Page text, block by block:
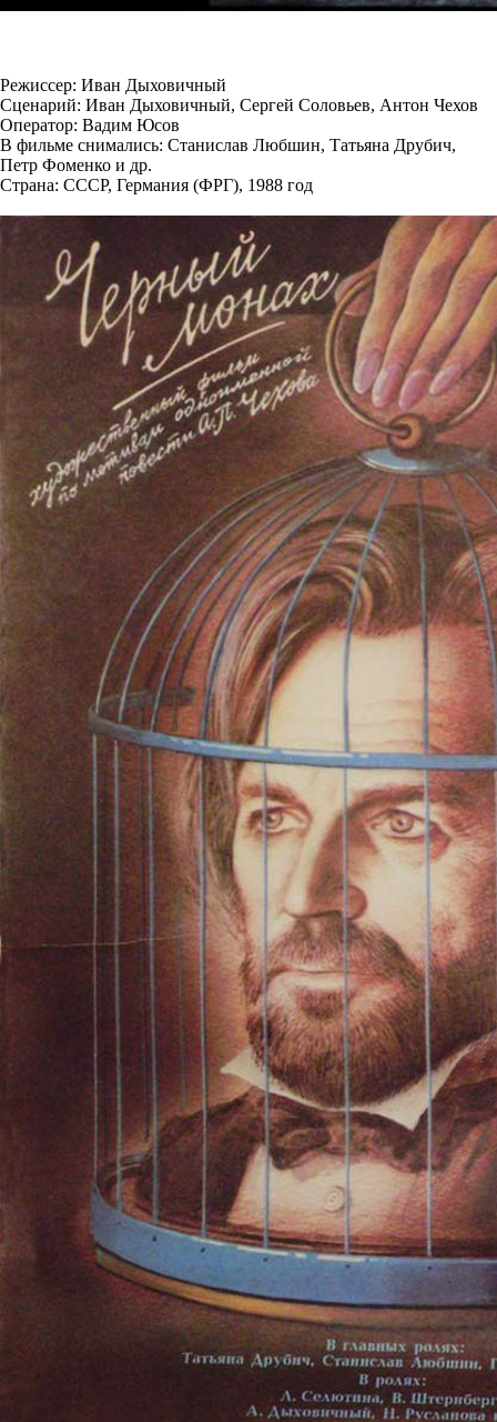
Режиссер: Иван Дыховичный
Сценарий: Иван Дыховичный, Сергей Соловьев, Антон Чехов
Оператор: Вадим Юсов
В фильме снимались: Станислав Любшин, Татьяна Друбич,
Петр Фоменко и др.
Страна: СССР, Германия (ФРГ), 1988 год